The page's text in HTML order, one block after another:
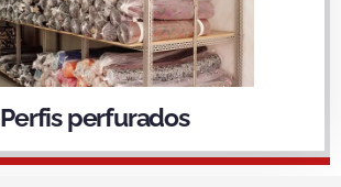
Perfis perfurados